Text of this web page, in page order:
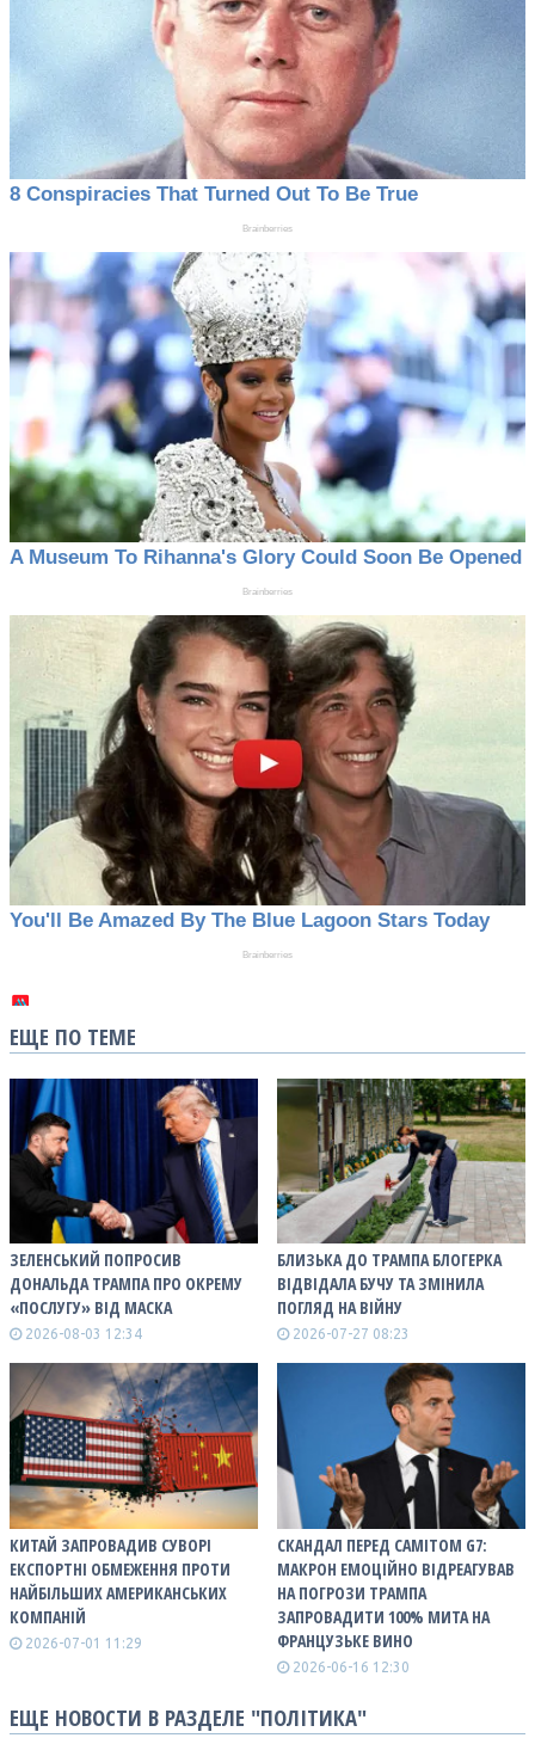
ЕЩЕ ПО ТЕМЕ
ЗЕЛЕНСЬКИЙ ПОПРОСИВ
ДОНАЛЬДА ТРАМПА ПРО ОКРЕМУ
«ПОСЛУГУ» ВІД МАСКА
2026-08-03 12:34
БЛИЗЬКА ДО ТРАМПА БЛОГЕРКА
ВІДВІДАЛА БУЧУ ТА ЗМІНИЛА
ПОГЛЯД НА ВІЙНУ
2026-07-27 08:23
КИТАЙ ЗАПРОВАДИВ СУВОРІ
ЕКСПОРТНІ ОБМЕЖЕННЯ ПРОТИ
НАЙБІЛЬШИХ АМЕРИКАНСЬКИХ
КОМПАНІЙ
2026-07-01 11:29
СКАНДАЛ ПЕРЕД САМІТОМ G7:
МАКРОН ЕМОЦІЙНО ВІДРЕАГУВАВ
НА ПОГРОЗИ ТРАМПА
ЗАПРОВАДИТИ 100% МИТА НА
ФРАНЦУЗЬКЕ ВИНО
2026-06-16 12:30
ЕЩЕ НОВОСТИ В РАЗДЕЛЕ "ПОЛІТИКА"